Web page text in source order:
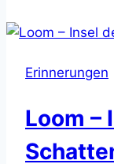
Erinnerungen
Loom –